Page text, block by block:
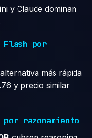
y Claude dominan
Flash por
más rápida
y precio similar
por razonamiento